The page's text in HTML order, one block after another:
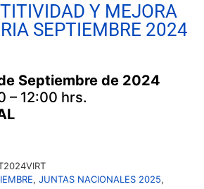
Y MEJORA
SEPTIEMBRE 2024
Septiembre de 2024
– 12:00 hrs.
, JUNTAS NACIONALES 2025,